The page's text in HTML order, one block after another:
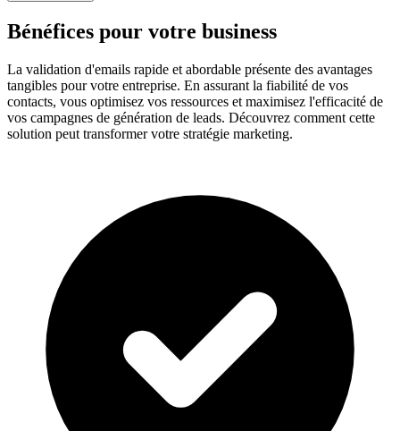
Bénéfices pour votre business
La validation d'emails rapide et abordable présente des avantages
tangibles pour votre entreprise. En assurant la fiabilité de vos
contacts, vous optimisez vos ressources et maximisez l'efficacité de
vos campagnes de génération de leads. Découvrez comment cette
solution peut transformer votre stratégie marketing.